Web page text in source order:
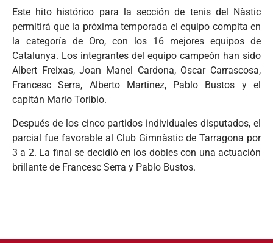
Este hito histórico para la sección de tenis del Nàstic
permitirá que la próxima temporada el equipo compita en
la categoría de Oro, con los 16 mejores equipos de
Catalunya. Los integrantes del equipo campeón han sido
Albert Freixas, Joan Manel Cardona, Oscar Carrascosa,
Francesc Serra, Alberto Martinez, Pablo Bustos y el
capitán Mario Toribio.
Después de los cinco partidos individuales disputados, el
parcial fue favorable al Club Gimnàstic de Tarragona por
3 a 2. La final se decidió en los dobles con una actuación
brillante de Francesc Serra y Pablo Bustos.